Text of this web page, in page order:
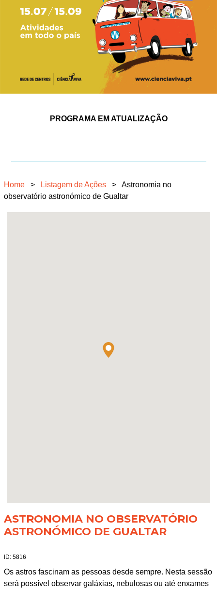
PROGRAMA EM ATUALIZAÇÃO
Home > Listagem de Ações >
Astronomia no
observatório astronómico de Gualtar
ASTRONOMIA NO OBSERVATÓRIO
ASTRONÓMICO DE GUALTAR
ID: 5816
Os astros fascinam as pessoas desde sempre. Nesta sessão
será possível observar galáxias, nebulosas ou até enxames